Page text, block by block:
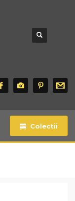
Colectii